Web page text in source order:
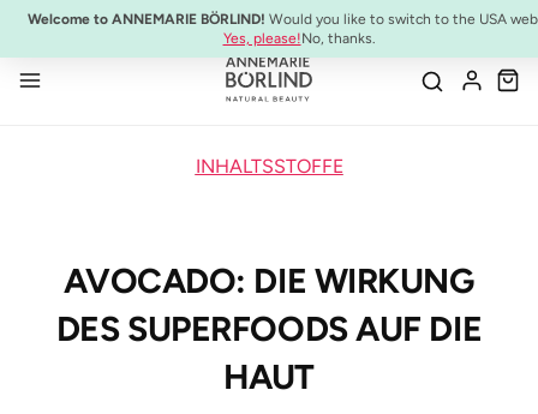
Zum Hauptinhalt springen
Welcome to ANNEMARIE BÖRLIND! Would you like to switch to the USA
Yes, please!No, thanks.
10% Preisvorteil:Anti-Aging Sommer-Set
INHALTSSTOFFE
AVOCADO: DIE WIRKUNG
DES SUPERFOODS AUF DIE
HAUT